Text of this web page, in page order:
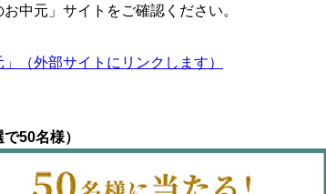
中元」サイトをご確認ください。
（外部サイトにリンクします）
50名様）